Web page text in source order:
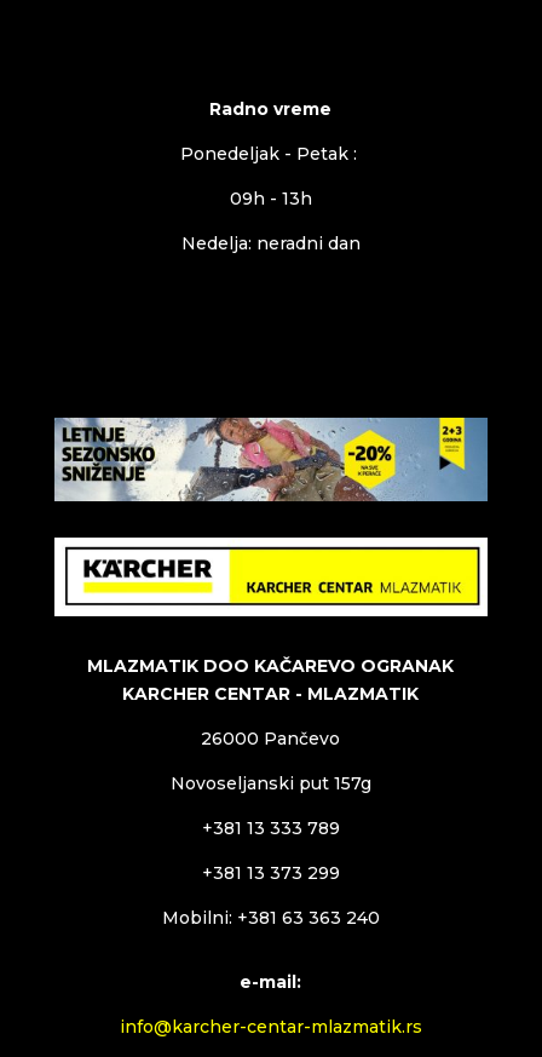
Radno vreme
Ponedeljak - Petak :
09h - 13h
Nedelja: neradni dan
MLAZMATIK DOO KAČAREVO OGRANAK
KARCHER CENTAR - MLAZMATIK
26000 Pančevo
Novoseljanski put 157g
+381 13 333 789
+381 13 373 299
Mobilni: +381 63 363 240
e-mail:
info@karcher-centar-mlazmatik.rs